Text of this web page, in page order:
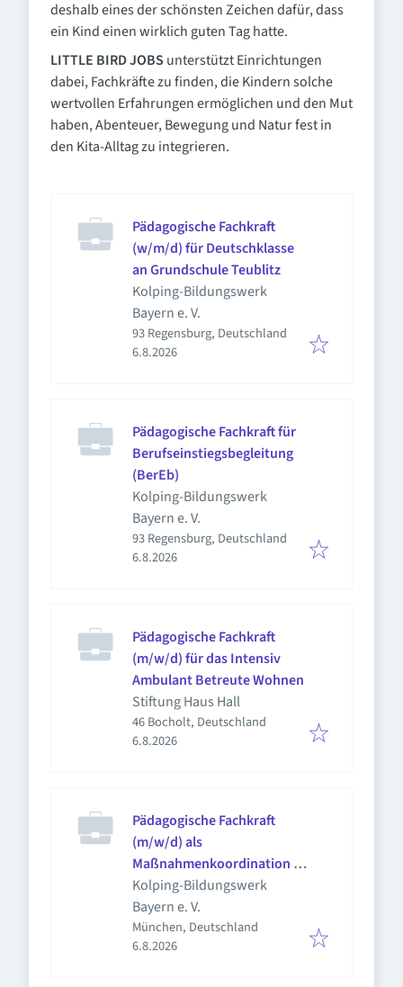
deshalb eines der schönsten Zeichen dafür, dass
ein Kind einen wirklich guten Tag hatte.
LITTLE BIRD JOBS unterstützt Einrichtungen
dabei, Fachkräfte zu finden, die Kindern solche
wertvollen Erfahrungen ermöglichen und den Mut
haben, Abenteuer, Bewegung und Natur fest in
den Kita-Alltag zu integrieren.
Pädagogische Fachkraft
(w/m/d) für Deutschklasse
an Grundschule Teublitz
Kolping-Bildungswerk
Bayern e. V.
93 Regensburg, Deutschland
Veröffentlicht
6.8.2026
Pädagogische Fachkraft für
Berufseinstiegsbegleitung
(BerEb)
Kolping-Bildungswerk
Bayern e. V.
93 Regensburg, Deutschland
Veröffentlicht
6.8.2026
Pädagogische Fachkraft
(m/w/d) für das Intensiv
Ambulant Betreute Wohnen
Stiftung Haus Hall
46 Bocholt, Deutschland
Veröffentlicht
6.8.2026
Pädagogische Fachkraft
(m/w/d) als
Maßnahmenkoordination in
Teilzeit (20-25 Stunden) -
KBA2026-38
Kolping-Bildungswerk
Bayern e. V.
München, Deutschland
Veröffentlicht
6.8.2026